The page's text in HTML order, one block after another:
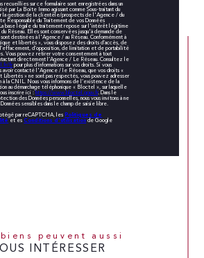
recueillies sur ce formulaire sont enregistrées dans un
par La Boite Immo agissant comme Sous-traitant du
la gestion de la clientèle/prospects de l'Agence / du
Responsable du Traitement de vos Données
base légale du traitement repose sur l'intérêt légitime
Réseau. Elles sont conservées jusqu'à demande de
sont destinées à l'Agence / au Réseau. Conformément à
et libertés », vous disposez des droits d’accès, de
d’opposition, de limitation et de portabilité
Vous pouvez retirer votre consentement à tout
directement l’Agence / Le Réseau. Consultez le
frpour plus d’informations sur vos droits. Si vous
avoir contacté l'Agence / le Réseau, que vos droits «
Libertés » ne sont pas respectés, vous pouvez adresser
à la CNIL. Nous vous informons de l’existence de la
au démarchage téléphonique « Bloctel », sur laquelle
inscrire ici : https://www.bloctel.gouv.fr. Dans le
des Données personnelles, nous vous invitons à ne
sensibles dans le champ de saisie libre.
par reCAPTCHA, les Politiques de
et es Conditions d'utilisation de Google
biens peuvent aussi
INTÉRESSER